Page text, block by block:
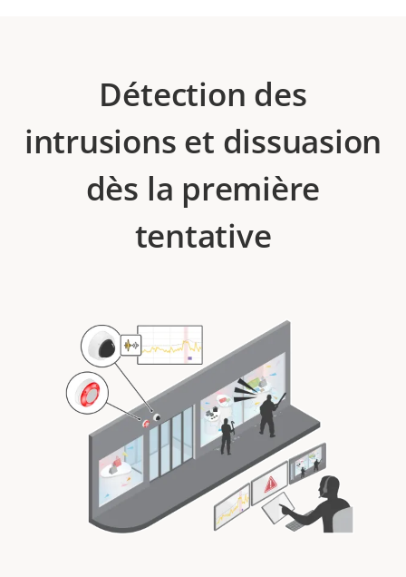
Détection des
intrusions et dissuasion
dès la première
tentative